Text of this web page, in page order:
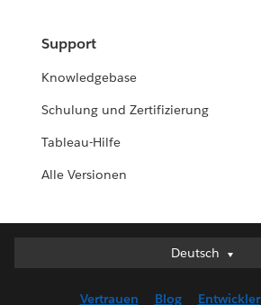
Support
Knowledgebase
Schulung und Zertifizierung
Tableau-Hilfe
Alle Versionen
Deutsch
Deutsch
English (US)
Vertrauen Blog Entwickler